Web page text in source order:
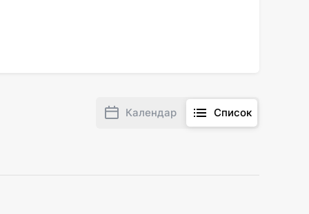
Календар Список